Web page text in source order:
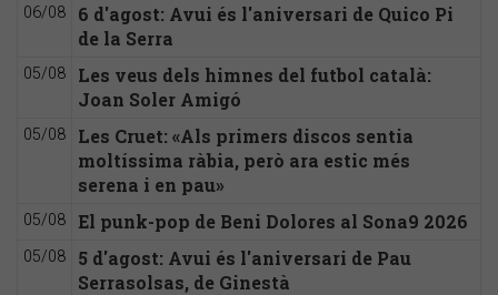
06/08
6 d'agost: Avui és l'aniversari de Quico Pi
de la Serra
05/08
Les veus dels himnes del futbol català:
Joan Soler Amigó
05/08
Les Cruet: «Als primers discos sentia
moltíssima ràbia, però ara estic més
serena i en pau»
05/08 El punk-pop de Beni Dolores al Sona9 2026
05/08
5 d'agost: Avui és l'aniversari de Pau
Serrasolsas, de Ginestà